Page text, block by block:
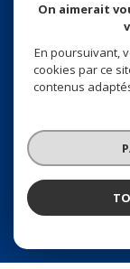
Nos partenaires
Mentions légales
Admin
Nos honoraires
On aimerait
En poursuivant,
cookies par ce
contenus